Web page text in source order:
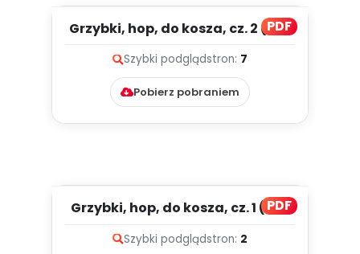
PDF
Grzybki, hop, do kosza, cz. 2 (PD)
Szybki podglądstron: 7
Pobierz pobraniem
PDF
Grzybki, hop, do kosza, cz. 1 (PD)
Szybki podglądstron: 2